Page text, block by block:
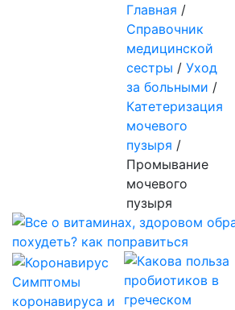
Главная /
Справочник
медицинской
сестры / Уход
за больными /
Катетеризация
мочевого
пузыря /
Промывание
мочевого
пузыря
Симптомы
коронавируса и